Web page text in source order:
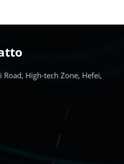
High-tech Zone, Hefei,